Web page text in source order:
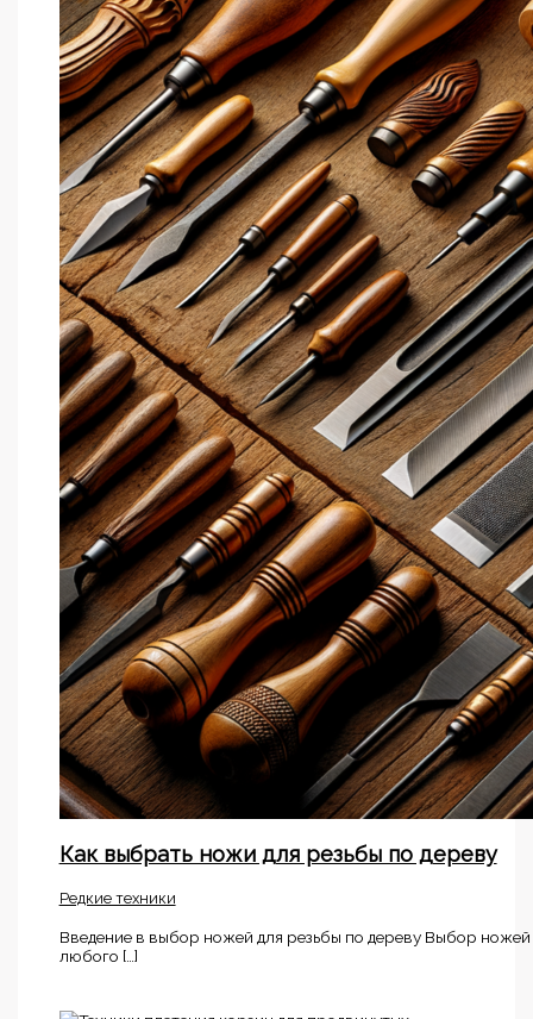
Как выбрать ножи для резьбы по дереву
Редкие техники
Введение в выбор ножей для резьбы по дереву Выбор
любого […]